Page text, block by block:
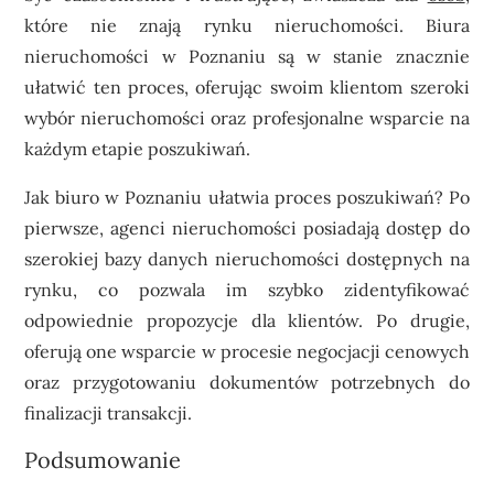
które nie znają rynku nieruchomości. Biura
nieruchomości w Poznaniu są w stanie znacznie
ułatwić ten proces, oferując swoim klientom szeroki
wybór nieruchomości oraz profesjonalne wsparcie na
każdym etapie poszukiwań.
Jak biuro w Poznaniu ułatwia proces poszukiwań? Po
pierwsze, agenci nieruchomości posiadają dostęp do
szerokiej bazy danych nieruchomości dostępnych na
rynku, co pozwala im szybko zidentyfikować
odpowiednie propozycje dla klientów. Po drugie,
oferują one wsparcie w procesie negocjacji cenowych
oraz przygotowaniu dokumentów potrzebnych do
finalizacji transakcji.
Podsumowanie